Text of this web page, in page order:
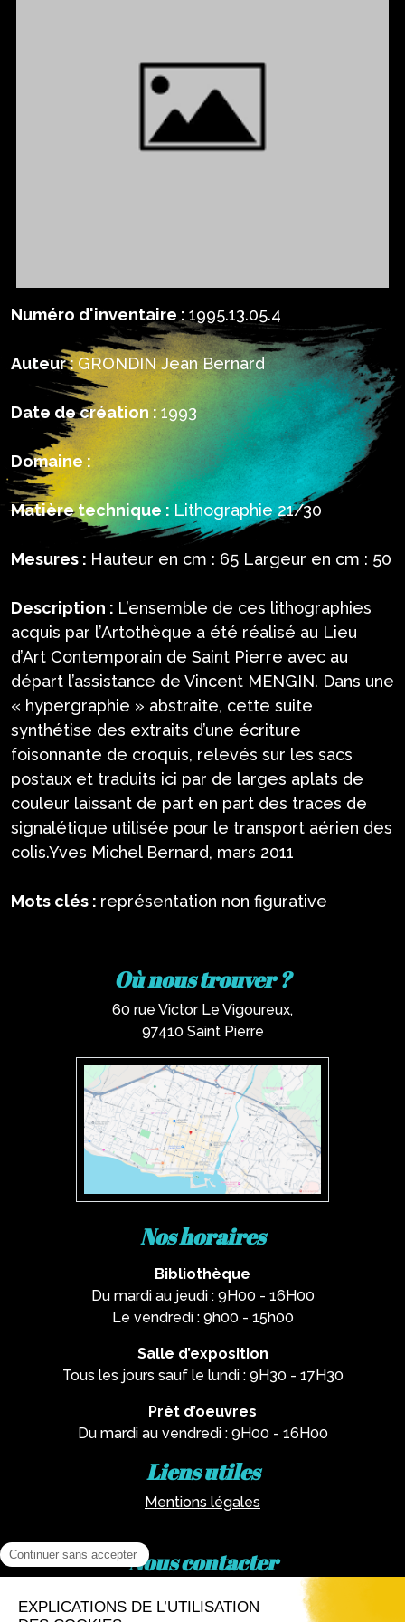
Numéro d'inventaire : 1995.13.05.4
Auteur : GRONDIN Jean Bernard
Date de création : 1993
Domaine :
Matière technique : Lithographie 21/30
Mesures : Hauteur en cm : 65 Largeur en cm : 50
Description : L’ensemble de ces lithographies
acquis par l’Artothèque a été réalisé au Lieu
d’Art Contemporain de Saint Pierre avec au
départ l’assistance de Vincent MENGIN. Dans une
« hypergraphie » abstraite, cette suite
synthétise des extraits d’une écriture
foisonnante de croquis, relevés sur les sacs
postaux et traduits ici par de larges aplats de
couleur laissant de part en part des traces de
signalétique utilisée pour le transport aérien des
colis.Yves Michel Bernard, mars 2011
Mots clés : représentation non figurative
Où nous trouver ?
60 rue Victor Le Vigoureux,
97410 Saint Pierre
Nos horaires
Bibliothèque
Du mardi au jeudi : 9H00 - 16H00
Le vendredi : 9h00 - 15h00
Salle d’exposition
Tous les jours sauf le lundi : 9H30 - 17H30
Prêt d’oeuvres
Du mardi au vendredi : 9H00 - 16H00
Liens utiles
Mentions légales
Nous contacter
02 62 81 77 60